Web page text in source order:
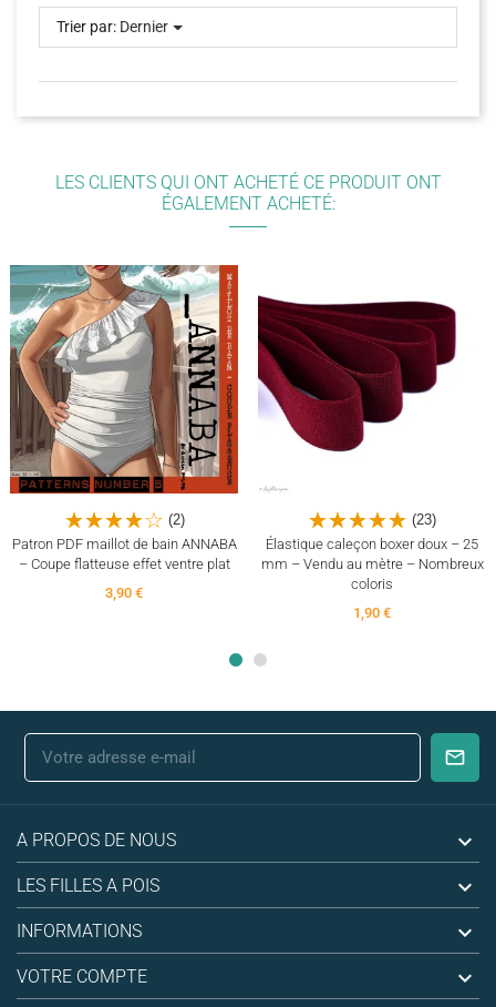
Trier par: Dernier
LES CLIENTS QUI ONT ACHETÉ CE PRODUIT ONT
ÉGALEMENT ACHETÉ:
(2)
Patron PDF maillot de bain ANNABA
– Coupe flatteuse effet ventre plat
3,90 €
(23)
Élastique caleçon boxer doux – 25
mm – Vendu au mètre – Nombreux
coloris
1,90 €
A PROPOS DE NOUS 
LES FILLES A POIS 
INFORMATIONS 
VOTRE COMPTE 